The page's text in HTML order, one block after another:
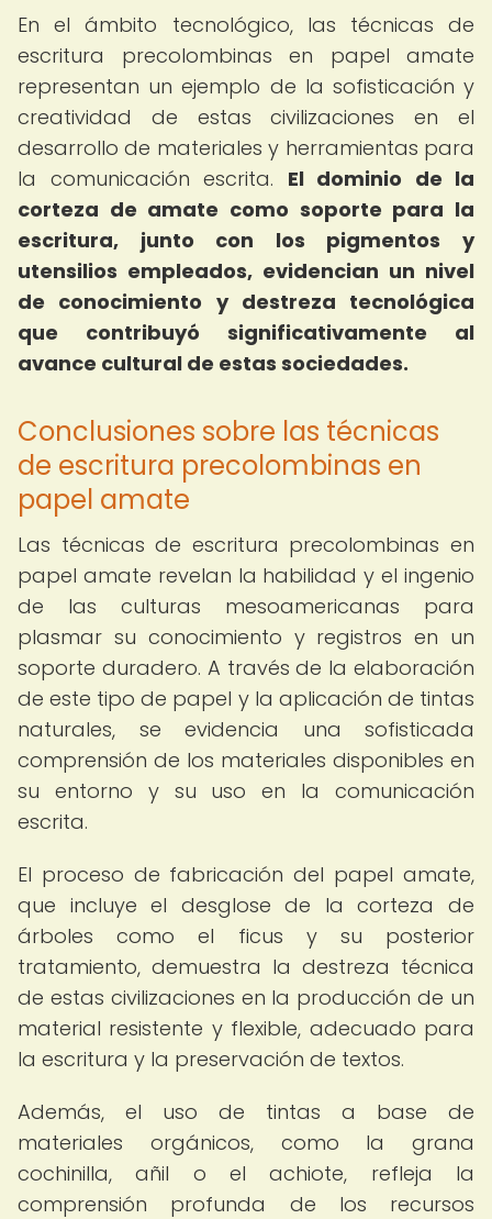
En el ámbito tecnológico, las técnicas de
escritura precolombinas en papel amate
representan un ejemplo de la sofisticación y
creatividad de estas civilizaciones en el
desarrollo de materiales y herramientas para
la comunicación escrita. El dominio de la
corteza de amate como soporte para la
escritura, junto con los pigmentos y
utensilios empleados, evidencian un nivel
de conocimiento y destreza tecnológica
que contribuyó significativamente al
avance cultural de estas sociedades.
Conclusiones sobre las técnicas
de escritura precolombinas en
papel amate
Las técnicas de escritura precolombinas en
papel amate revelan la habilidad y el ingenio
de las culturas mesoamericanas para
plasmar su conocimiento y registros en un
soporte duradero. A través de la elaboración
de este tipo de papel y la aplicación de tintas
naturales, se evidencia una sofisticada
comprensión de los materiales disponibles en
su entorno y su uso en la comunicación
escrita.
El proceso de fabricación del papel amate,
que incluye el desglose de la corteza de
árboles como el ficus y su posterior
tratamiento, demuestra la destreza técnica
de estas civilizaciones en la producción de un
material resistente y flexible, adecuado para
la escritura y la preservación de textos.
Además, el uso de tintas a base de
materiales orgánicos, como la grana
cochinilla, añil o el achiote, refleja la
comprensión profunda de los recursos